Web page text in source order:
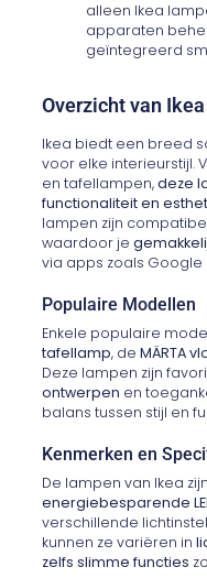
alleen Ikea
apparaten
geïntegreerd
Overzicht van
Ikea biedt een breed
voor elke interieurstijl.
en tafellampen,deze
functionaliteit en
lampen zijn
waardoor je
via apps zoals Google
Populaire Modellen
Enkele populaire
tafellamp, deMÄRTA
Deze lampen zijn
ontwerpen en
balans tussen stijl en
Kenmerken en
De lampen van Ikea
energiebesparende
verschillende
kunnen ze variëren in
zelfs slimme functies